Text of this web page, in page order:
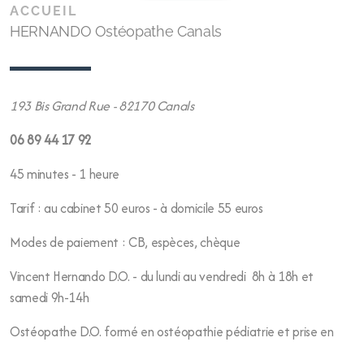
ACCUEIL
HERNANDO Ostéopathe Canals
193 Bis Grand Rue - 82170 Canals
06 89 44 17 92
45 minutes - 1 heure
Tarif : au cabinet 50 euros - à domicile 55 euros
Modes de paiement : CB, espèces, chèque
Vincent Hernando D.O. - du lundi au vendredi 8h à 18h et
samedi 9h-14h
Ostéopathe D.O. formé en ostéopathie pédiatrie et prise en